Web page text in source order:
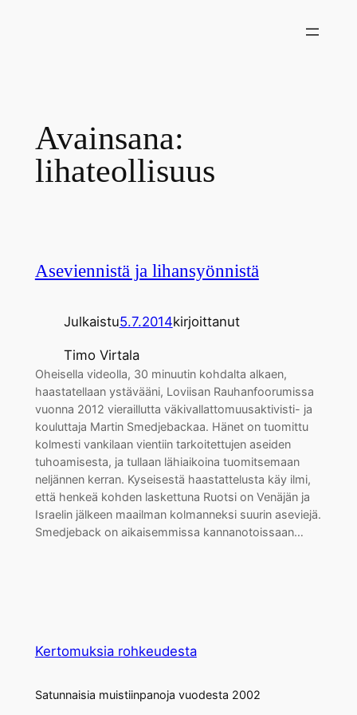
Avainsana:
lihateollisuus
Aseviennistä ja lihansyönnistä
Julkaistu5.7.2014kirjoittanut
Timo Virtala
Oheisella videolla, 30 minuutin kohdalta alkaen,
haastatellaan ystävääni, Loviisan Rauhanfoorumissa
vuonna 2012 vieraillutta väkivallattomuusaktivisti- ja
kouluttaja Martin Smedjebackaa. Hänet on tuomittu
kolmesti vankilaan vientiin tarkoitettujen aseiden
tuhoamisesta, ja tullaan lähiaikoina tuomitsemaan
neljännen kerran. Kyseisestä haastattelusta käy ilmi,
että henkeä kohden laskettuna Ruotsi on Venäjän ja
Israelin jälkeen maailman kolmanneksi suurin aseviejä.
Smedjeback on aikaisemmissa kannanotoissaan…
Kertomuksia rohkeudesta
Satunnaisia muistiinpanoja vuodesta 2002